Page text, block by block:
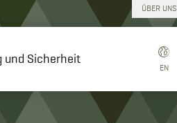
und Sicherheit
EN
ÜBER UNS